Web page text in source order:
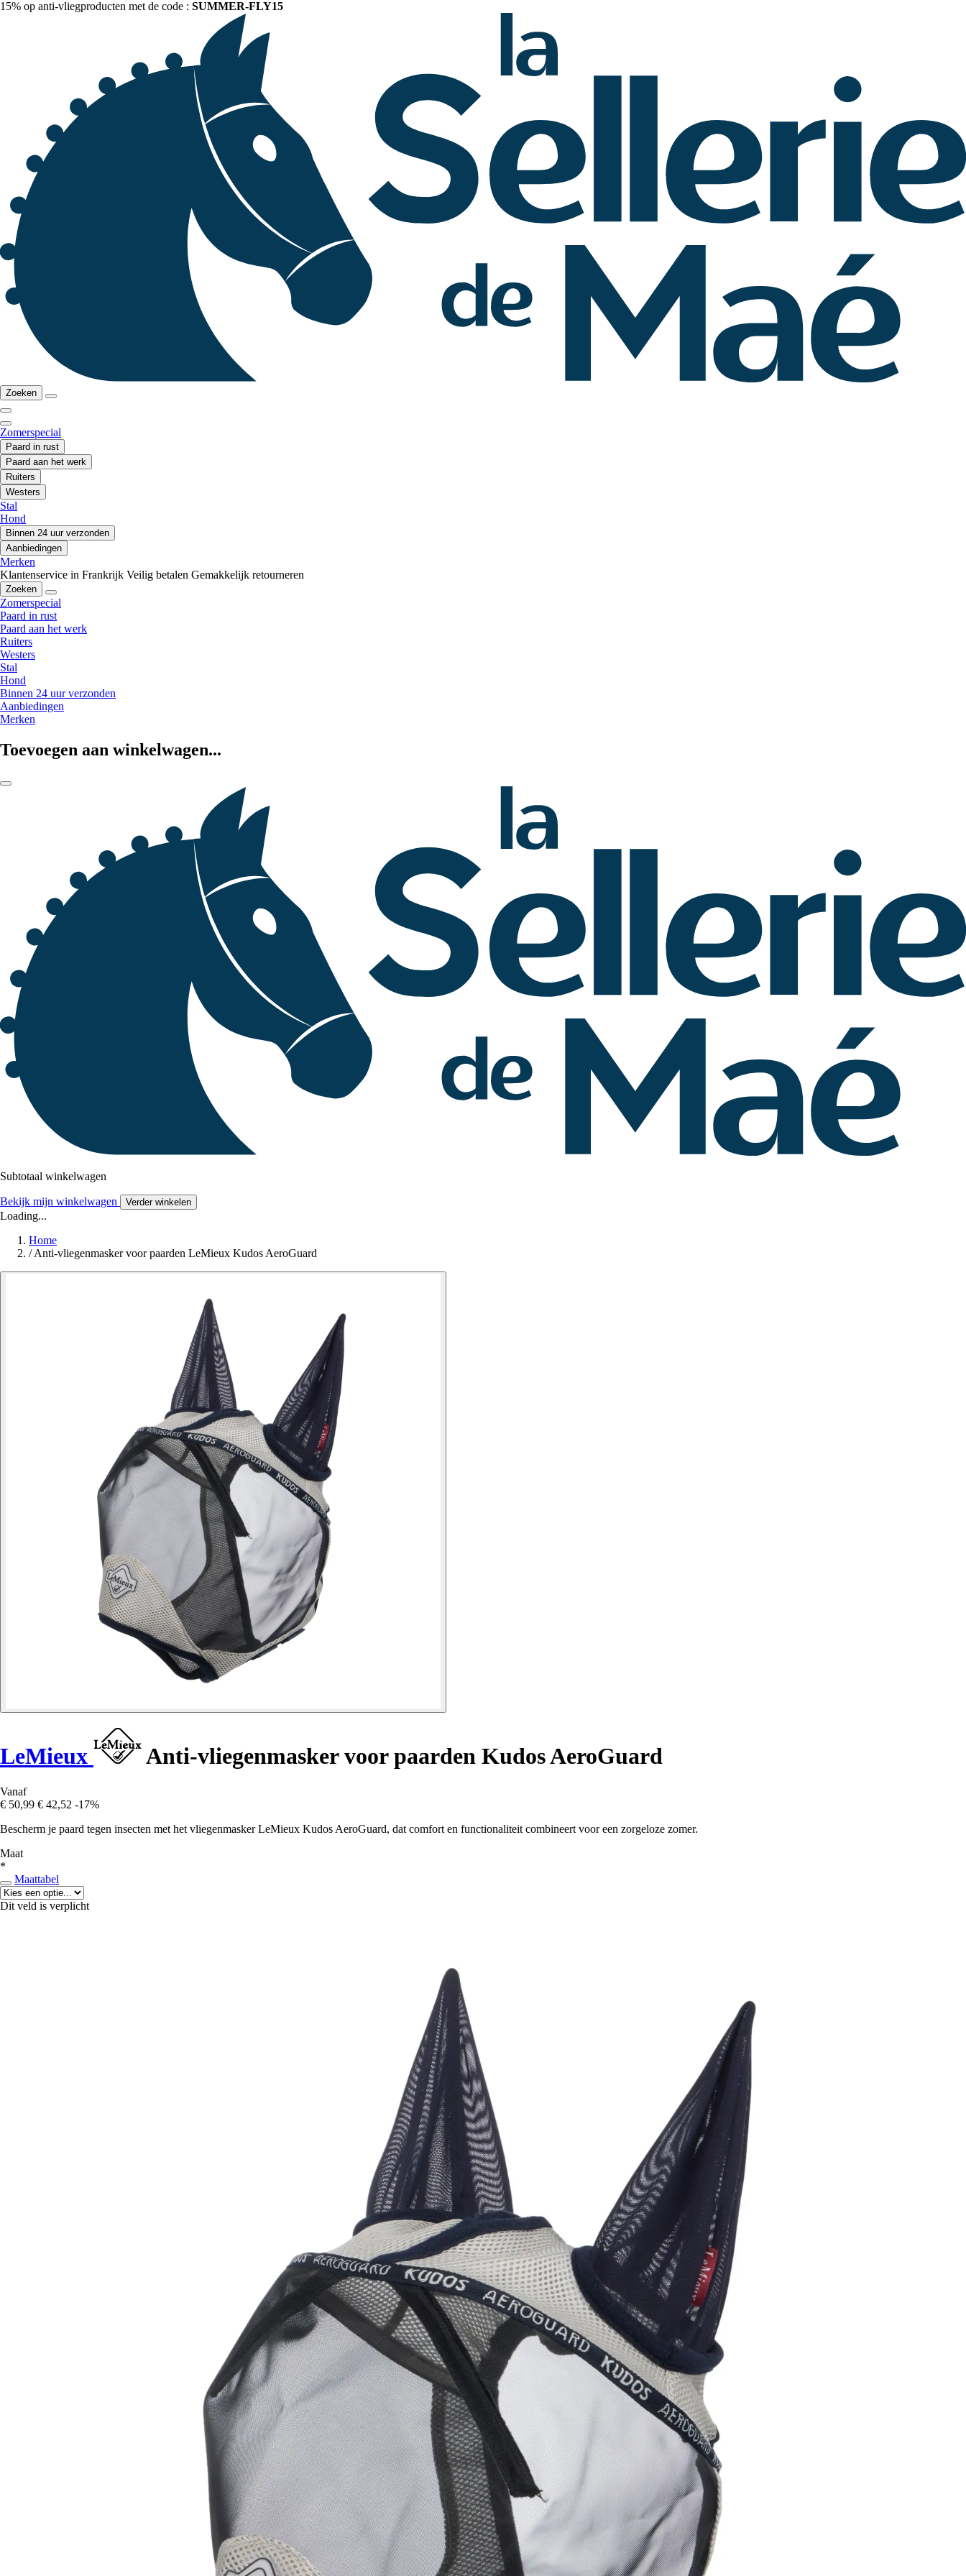
15% op anti-vliegproducten met de code : SUMMER-FLY15
Zoeken
Zomerspecial
Paard in rust
Paard aan het werk
Ruiters
Westers
Stal
Hond
Binnen 24 uur verzonden
Aanbiedingen
Merken
Klantenservice in Frankrijk Veilig betalen Gemakkelijk retourneren
Zoeken
Zomerspecial
Paard in rust
Paard aan het werk
Ruiters
Westers
Stal
Hond
Binnen 24 uur verzonden
Aanbiedingen
Merken
Toevoegen aan winkelwagen...
Subtotaal winkelwagen
Bekijk mijn winkelwagen Verder winkelen
Loading...
Home
/ Anti-vliegenmasker voor paarden LeMieux Kudos AeroGuard
LeMieux Anti-vliegenmasker voor paarden Kudos AeroGuard
Vanaf
€ 50,99 € 42,52 -17%
Bescherm je paard tegen insecten met het vliegenmasker LeMieux Kudos AeroGuard, dat comfort en functionaliteit combineert voor een zorgeloze zomer.
Maat
*
Maattabel
Dit veld is verplicht